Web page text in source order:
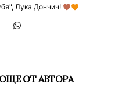
Лука Дончич!
ОЩЕ ОТ АВТОРА